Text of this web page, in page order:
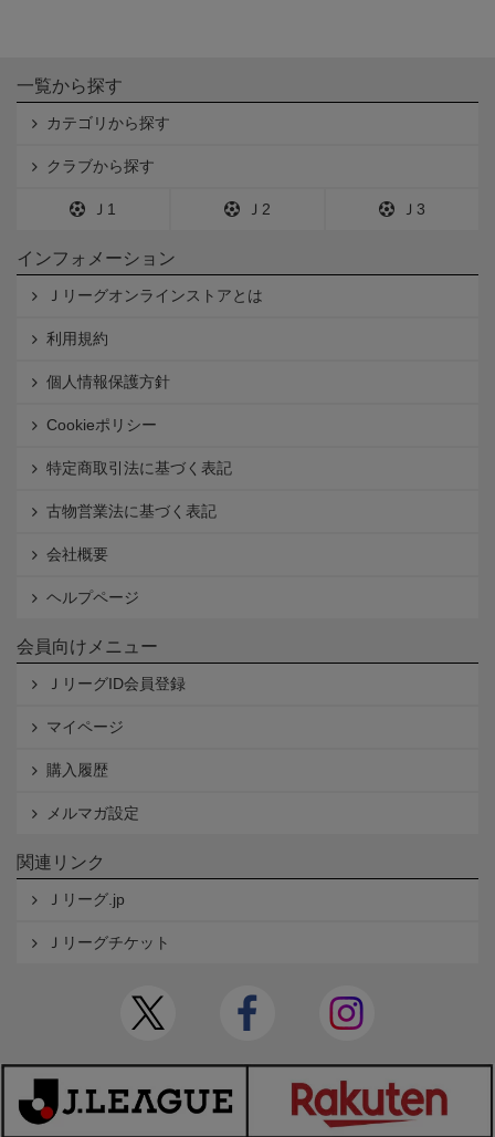
一覧から探す
カテゴリから探す
クラブから探す
Ｊ1 Ｊ2 Ｊ3
インフォメーション
Ｊリーグオンラインストアとは
利用規約
個人情報保護方針
Cookieポリシー
特定商取引法に基づく表記
古物営業法に基づく表記
会社概要
ヘルプページ
会員向けメニュー
ＪリーグID会員登録
マイページ
購入履歴
メルマガ設定
関連リンク
Ｊリーグ.jp
Ｊリーグチケット